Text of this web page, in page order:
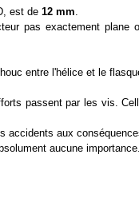
est de 12 mm.
pas exactement plane
entre l'hélice et le
passent par les vis.
accidents aux
aucune importance.